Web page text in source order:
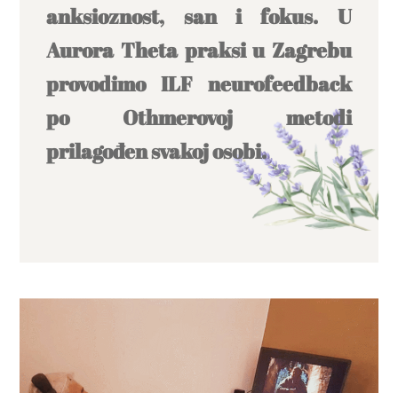
anksioznost, san i fokus. U
Aurora Theta praksi u Zagrebu
provodimo ILF neurofeedback
po Othmerovoj metodi
prilagođen svakoj osobi.